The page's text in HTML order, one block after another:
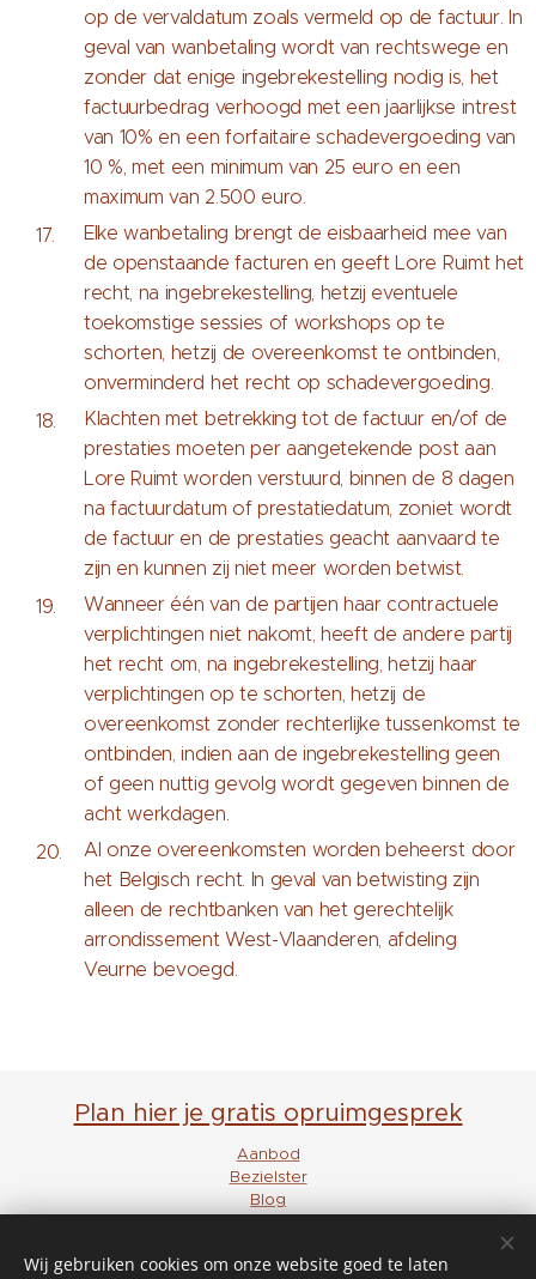
op de vervaldatum zoals vermeld op de factuur. In
geval van wanbetaling wordt van rechtswege en
zonder dat enige ingebrekestelling nodig is, het
factuurbedrag verhoogd met een jaarlijkse intrest
van 10% en een forfaitaire schadevergoeding van
10 %, met een minimum van 25 euro en een
maximum van 2.500 euro.
Elke wanbetaling brengt de eisbaarheid mee van
de openstaande facturen en geeft Lore Ruimt het
recht, na ingebrekestelling, hetzij eventuele
toekomstige sessies of workshops op te
schorten, hetzij de overeenkomst te ontbinden,
onverminderd het recht op schadevergoeding.
Klachten met betrekking tot de factuur en/of de
prestaties moeten per aangetekende post aan
Lore Ruimt worden verstuurd, binnen de 8 dagen
na factuurdatum of prestatiedatum, zoniet wordt
de factuur en de prestaties geacht aanvaard te
zijn en kunnen zij niet meer worden betwist.
Wanneer één van de partijen haar contractuele
verplichtingen niet nakomt, heeft de andere partij
het recht om, na ingebrekestelling, hetzij haar
verplichtingen op te schorten, hetzij de
overeenkomst zonder rechterlijke tussenkomst te
ontbinden, indien aan de ingebrekestelling geen
of geen nuttig gevolg wordt gegeven binnen de
acht werkdagen.
Al onze overeenkomsten worden beheerst door
het Belgisch recht. In geval van betwisting zijn
alleen de rechtbanken van het gerechtelijk
arrondissement West-Vlaanderen, afdeling
Veurne bevoegd.
Plan hier je gratis opruimgesprek
Aanbod
Bezielster
Blog
Disclaimer en privacy
Wij gebruiken cookies om onze website goed te laten